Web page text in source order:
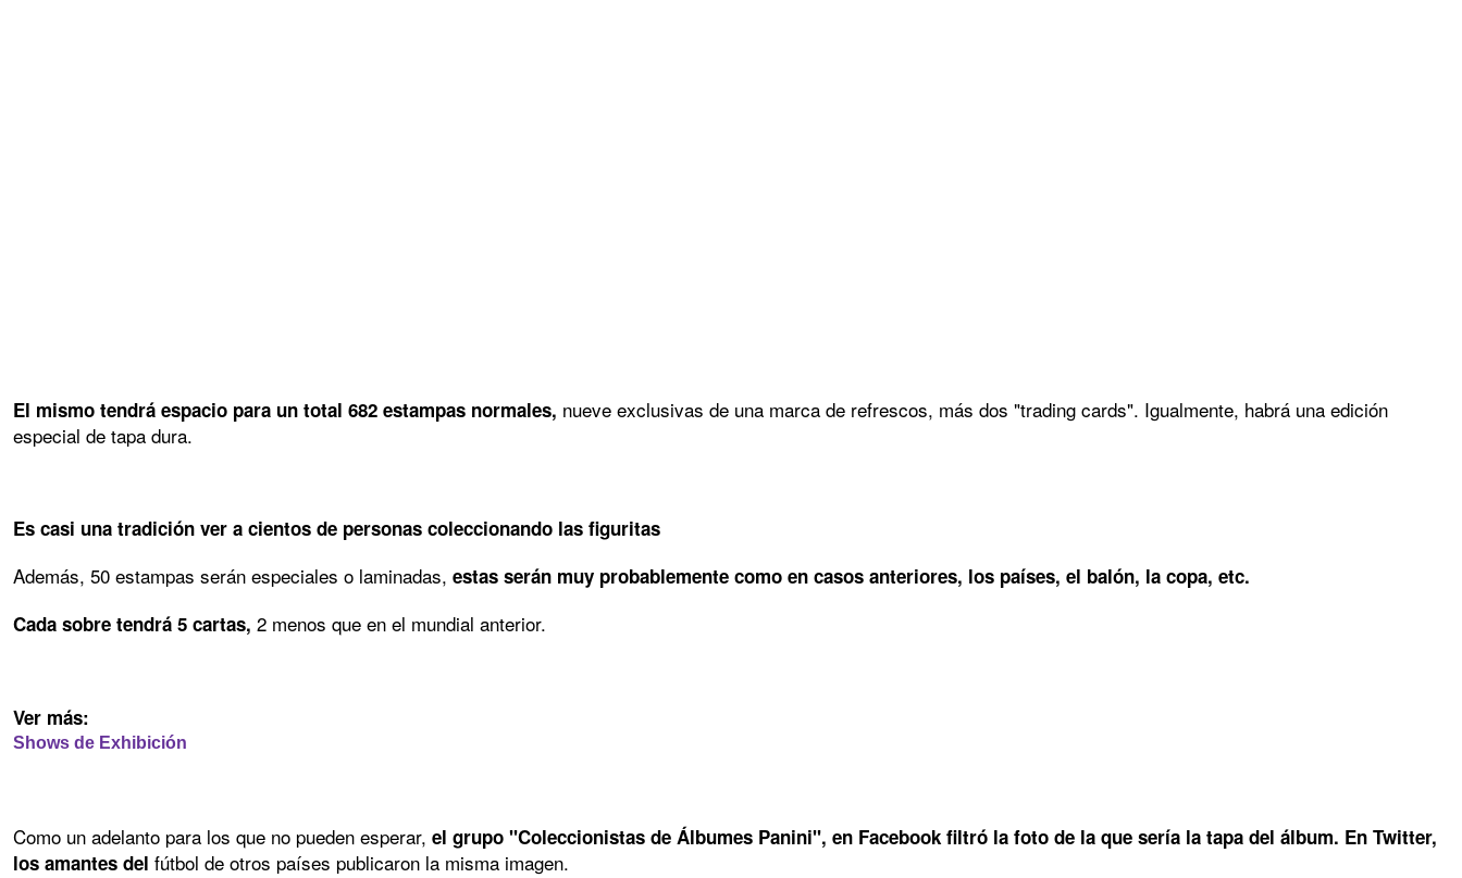
El mismo tendrá espacio para un total 682 estampas normales, nueve exclusivas de una marca de refrescos, más dos "trading cards". Igualmente, habrá una edición
especial de tapa dura.
Es casi una tradición ver a cientos de personas coleccionando las figuritas
Además, 50 estampas serán especiales o laminadas, estas serán muy probablemente como en casos anteriores, los países, el balón, la copa, etc.
Cada sobre tendrá 5 cartas, 2 menos que en el mundial anterior.
Ver más:
Shows de Exhibición
Como un adelanto para los que no pueden esperar, el grupo "Coleccionistas de Álbumes Panini", en Facebook filtró la foto de la que sería la tapa del álbum. En Twitter,
los amantes del fútbol de otros países publicaron la misma imagen.